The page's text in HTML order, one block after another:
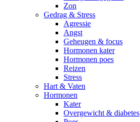
Zon
Gedrag & Stress
Agressie
Angst
Geheugen & focus
Hormonen kater
Hormonen poes
Reizen
Stress
Hart & Vaten
Hormonen
Kater
Overgewicht & diabetes